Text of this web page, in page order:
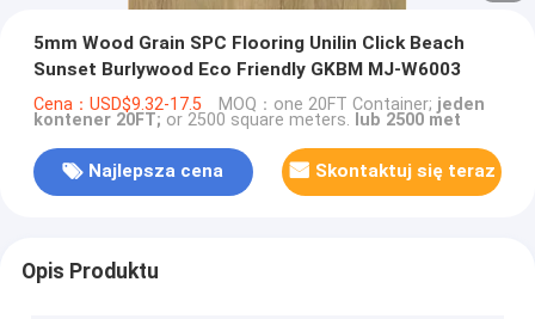
5mm Wood Grain SPC Flooring Unilin Click Beach
Sunset Burlywood Eco Friendly GKBM MJ-W6003
Cena：USD$9.32-17.5 MOQ： one 20FT Container; jeden
kontener 20FT; or 2500 square meters. lub 2500 met
Najlepsza cena Skontaktuj się teraz
Opis Produktu